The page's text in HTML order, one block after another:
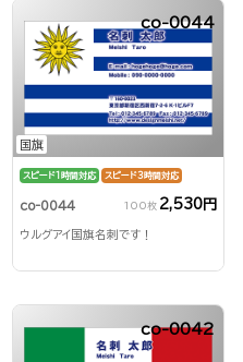
国旗
co-0044
スピード1時間対応 スピード3時間対応
co-0044 100枚 2,530円
ウルグアイ国旗名刺です！
co-0042